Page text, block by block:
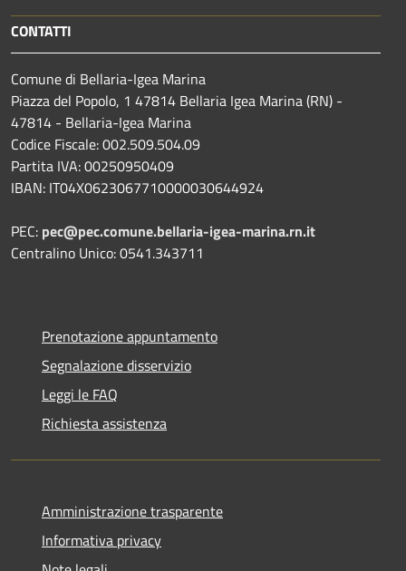
CONTATTI
Comune di Bellaria-Igea Marina
Piazza del Popolo, 1 47814 Bellaria Igea Marina (RN) -
47814 - Bellaria-Igea Marina
Codice Fiscale: 002.509.504.09
Partita IVA: 00250950409
IBAN: IT04X0623067710000030644924
PEC: pec@pec.comune.bellaria-igea-marina.rn.it
Centralino Unico: 0541.343711
Prenotazione appuntamento
Segnalazione disservizio
Leggi le FAQ
Richiesta assistenza
Amministrazione trasparente
Informativa privacy